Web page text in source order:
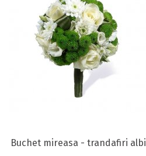
Buchet mireasa - trandafiri albi